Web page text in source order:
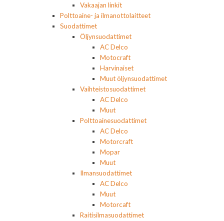
Vakaajan linkit
Polttoaine- ja ilmanottolaitteet
Suodattimet
Öljynsuodattimet
AC Delco
Motocraft
Harvinaiset
Muut öljynsuodattimet
Vaihteistosuodattimet
AC Delco
Muut
Polttoainesuodattimet
AC Delco
Motorcraft
Mopar
Muut
Ilmansuodattimet
AC Delco
Muut
Motorcaft
Raitisilmasuodattimet